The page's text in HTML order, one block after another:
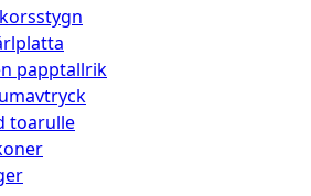
papptallrik
toarulle